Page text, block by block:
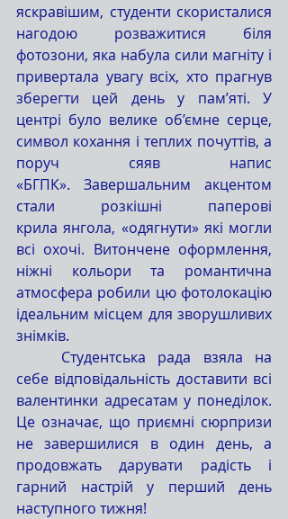
яскравішим, студенти скористалися
нагодою розважитися біля
фотозони, яка набула сили магніту і
привертала увагу всіх, хто прагнув
зберегти цей день у пам’яті. У
центрі було велике об’ємне серце,
символ кохання і теплих почуттів, а
поруч сяяв напис
«БГПК». Завершальним акцентом
стали розкішні паперові
крила янгола, «одягнути» які могли
всі охочі. Витончене оформлення,
ніжні кольори та романтична
атмосфера робили цю фотолокацію
ідеальним місцем для зворушливих
знімків.
себе відповідальність доставити всі
валентинки адресатам у понеділок.
Це означає, що приємні сюрпризи
не завершилися в один день, а
продовжать дарувати радість і
гарний настрій у перший день
наступного тижня!